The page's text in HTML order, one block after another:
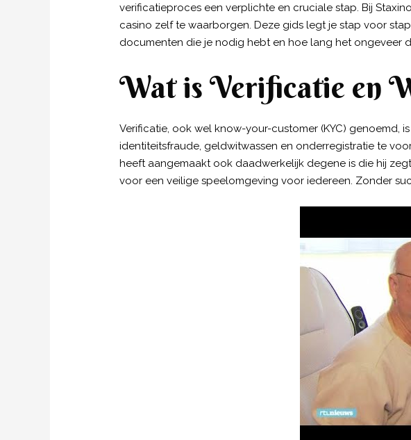
verificatieproces een verplichte en cruciale stap. Bij
casino zelf te waarborgen. Deze gids legt je stap voor
documenten die je nodig hebt en hoe lang het ongeveer
Wat is Verificatie en
Verificatie, ook wel know-your-customer (KYC) genoemd,
identiteitsfraude, geldwitwassen en onderregistratie te
heeft aangemaakt ook daadwerkelijk degene is die hij
voor een veilige speelomgeving voor iedereen. Zonder